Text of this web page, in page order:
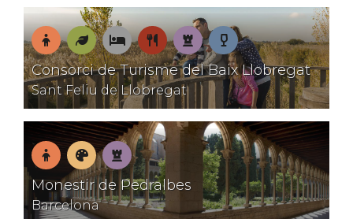
En
família
NaturaOn
dormir
On
menjar
Patrimoni
Tastos
Consorci de Turisme del Baix Llobregat
Sant Feliu de Llobregat
família
MuseusPatrimoni
Monestir de Pedralbes
Barcelona